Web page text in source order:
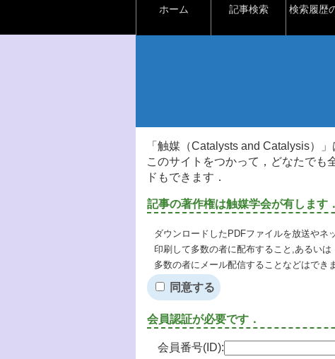
ホーム 記事検索 検索履歴
「触媒（Catalysts and Catalysis）
このサイトをつかって，どなたでも
ドもできます．
記事の著作権は触媒学会が有します．
ダウンロードしたPDFファイルを放送やネ
印刷して多数の者に配布すること,あるいは
多数の者にメール配信することなどはでき
同意する
会員認証が必要です．
会員番号(ID):